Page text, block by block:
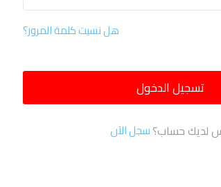
هل نسيت كلمة المرور؟
تسجيل الدخول
لديك حساب؟سجل الآن